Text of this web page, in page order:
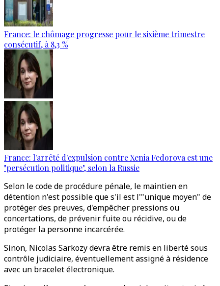
France: le chômage progresse pour le sixième trimestre
consécutif, à 8,3 %
France: l'arrêté d'expulsion contre Xenia Fedorova est une
"persécution politique", selon la Russie
Selon le code de procédure pénale, le maintien en
détention n'est possible que s'il est l'"unique moyen" de
protéger des preuves, d'empêcher pressions ou
concertations, de prévenir fuite ou récidive, ou de
protéger la personne incarcérée.
Sinon, Nicolas Sarkozy devra être remis en liberté sous
contrôle judiciaire, éventuellement assigné à résidence
avec un bracelet électronique.